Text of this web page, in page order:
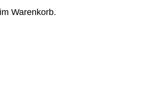
Warenkorb.